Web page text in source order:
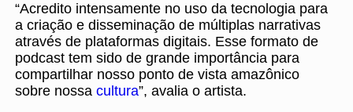
“Acredito intensamente no uso da tecnologia para
a criação e disseminação de múltiplas narrativas
através de plataformas digitais. Esse formato de
podcast tem sido de grande importância para
compartilhar nosso ponto de vista amazônico
sobre nossa cultura”, avalia o artista.